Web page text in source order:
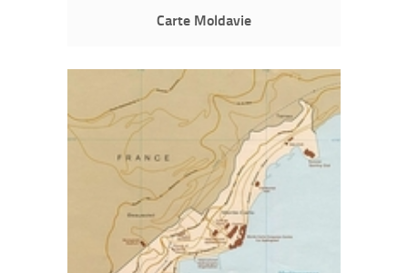
Carte Moldavie